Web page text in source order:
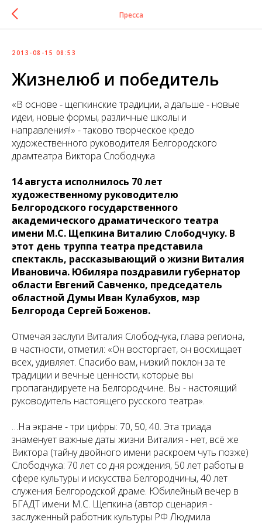
Пресса
2013-08-15 08:53
Жизнелюб и победитель
«В основе - щепкинские традиции, а дальше - новые
идеи, новые формы, различные школы и
направления!» - таково творческое кредо
художественного руководителя Белгородского
драмтеатра Виктора Слободчука
14 августа исполнилось 70 лет
художественному руководителю
Белгородского государственного
академического драматического театра
имени М.С. Щепкина Виталию Слободчуку. В
этот день труппа театра представила
спектакль, рассказывающий о жизни Виталия
Ивановича. Юбиляра поздравили губернатор
области Евгений Савченко, председатель
областной Думы Иван Кулабухов, мэр
Белгорода Сергей Боженов.
Отмечая заслуги Виталия Слободчука, глава региона,
в частности, отметил: «Он восторгает, он восхищает
всех, удивляет. Спасибо вам, низкий поклон за те
традиции и вечные ценности, которые вы
пропагандируете на Белгородчине. Вы - настоящий
руководитель настоящего русского театра».
…На экране - три цифры: 70, 50, 40. Эта триада
знаменует важные даты жизни Виталия - нет, всё же
Виктора (тайну двойного имени раскроем чуть позже)
Слободчука: 70 лет со дня рождения, 50 лет работы в
сфере культуры и искусства Белгородчины, 40 лет
служения Белгородской драме. Юбилейный вечер в
БГАДТ имени М.С. Щепкина (автор сценария -
заслуженный работник культуры РФ Людмила